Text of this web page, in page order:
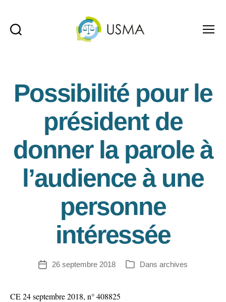
Possibilité pour le
président de
donner la parole à
l’audience à une
personne
intéressée
Date26 septembre 2018 Catégories
Dans archives
CE 24 septembre 2018, n° 408825